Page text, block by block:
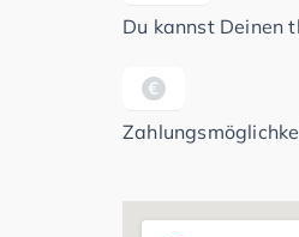
Du kannst Deinen